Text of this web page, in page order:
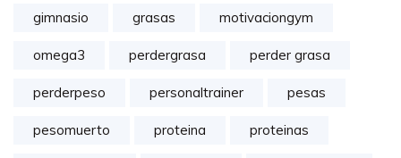
gimnasio grasas motivaciongym
omega3 perdergrasa perder grasa
perderpeso personaltrainer pesas
pesomuerto proteina proteinas